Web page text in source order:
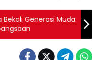
Generasi Muda